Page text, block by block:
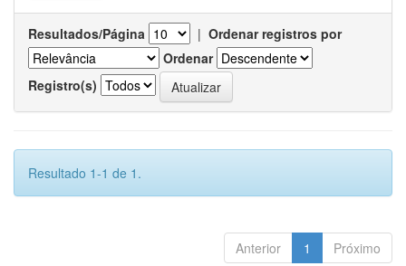
Resultados/Página | Ordenar registros por
Ordenar
Registro(s)
Resultado 1-1 de 1.
Anterior 1 Próximo